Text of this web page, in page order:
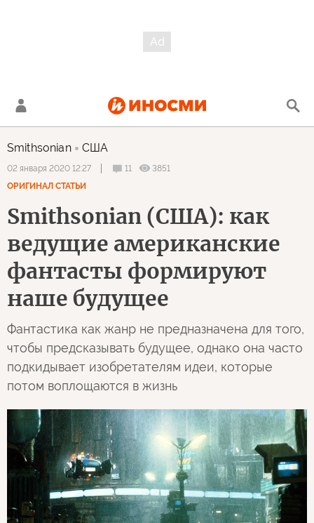
Smithsonian США
02 января 2020 12:27 11
3851
ОРИГИНАЛ СТАТЬИ
Smithsonian (США): как
ведущие американские
фантасты формируют
наше будущее
Фантастика как жанр не предназначена для того,
чтобы предсказывать будущее, однако она часто
подкидывает изобретателям идеи, которые
потом воплощаются в жизнь